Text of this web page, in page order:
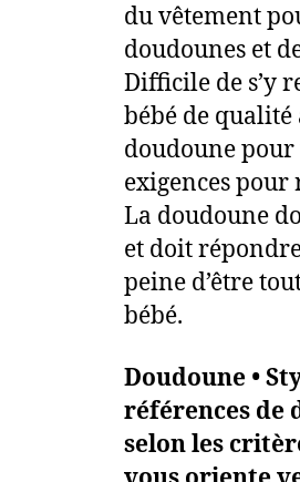
du vêtement
doudounes et
Difficile de s’y
bébé de
doudoune
exigences pour
La doudoune
et doit
peine d’être
bébé.
Doudoune •
références de
selon les